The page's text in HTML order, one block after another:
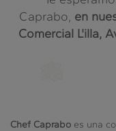
Caprabo, en
Comercial L'illa,
Chef Caprabo es una